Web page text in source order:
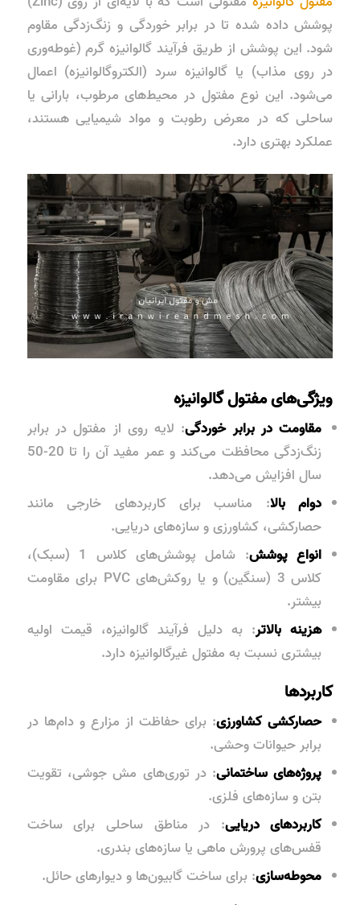
پوشش داده شده تا در برابرخوردگی و زنگ‌زدگیمقاوم
شود. این پوشش از طریق فرآیند گالوانیزه گرم(غوطه‌وری
در روی مذاب) یا گالوانیزه سرد(الکتروگالوانیزه) اعمال
می‌شود. این نوع مفتول در محیط‌های مرطوب، بارانی یا
ساحلی که در معرض رطوبت و مواد شیمیایی هستند،
عملکرد بهتری دارد.
ویژگی‌های مفتول گالوانیزه
مقاومت در برابر خوردگی: لایه روی از مفتول در برابر
زنگ‌زدگی محافظت می‌کند و عمر مفید آن را تا 20-50
سال افزایش می‌دهد.
دوام بالا: مناسب برای کاربردهای خارجی مانند
حصارکشی، کشاورزی و سازه‌های دریایی.
انواع پوشش: شامل پوشش‌هایکلاس 1
(سبک)،
کلاس 3
(سنگین) و یا روکش‌هایPVC برای مقاومت
بیشتر.
هزینه بالاتر: به دلیل فرآیند گالوانیزه، قیمت اولیه
بیشتری نسبت به مفتول غیرگالوانیزه دارد.
کاربردها
حصارکشی کشاورزی: برای حفاظت از مزارع و دام‌ها در
برابر حیوانات وحشی.
پروژه‌های ساختمانی: در توری‌های مش جوشی، تقویت
بتن و سازه‌های فلزی.
کاربردهای دریایی: در مناطق ساحلی برای ساخت
قفس‌های پرورش ماهی یا سازه‌های بندری.
محوطه‌سازی: برای ساخت گابیون‌ها و دیوارهای حائل.